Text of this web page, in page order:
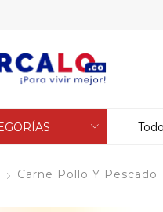
Carne Pollo Y Pescado